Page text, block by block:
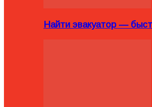
Найти эвакуатор —